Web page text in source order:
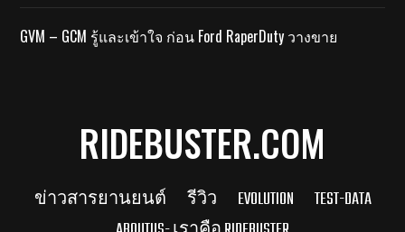
GVM – GCM รู้และเข้าใจ ก่อน Ford RaperDuty วางขาย
RIDEBUSTER.COM
ข่าวสารยานยนต์ รีวิว EVOLUTION
TEST-DATA